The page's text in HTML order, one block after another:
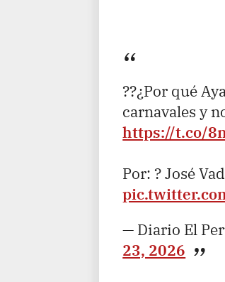
??¿Por qué
carnavales y
https://t.co/
Por: ? José
— Diario El
23, 2026